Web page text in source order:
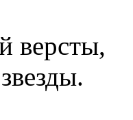
версты,